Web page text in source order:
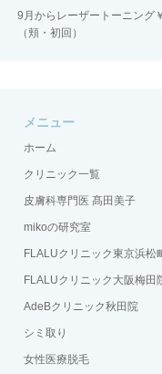
9月からレーザートーニング
（頬・初回）
メニュー
ホーム
クリニック一覧
皮膚科専門医 髙田美子
mikoの研究室
FLALUクリニック東京浜松
FLALUクリニック大阪梅田
AdeBクリニック秋田院
シミ取り
女性医療脱毛